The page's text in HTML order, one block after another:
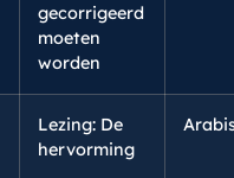
gecorrigeerd
moeten
worden
Lezing: De
hervorming